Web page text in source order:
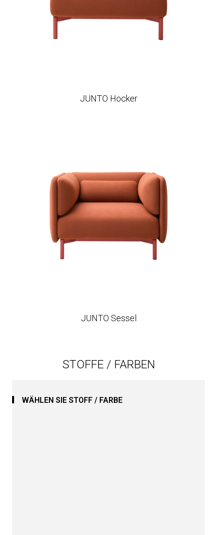
JUNTO Hocker
JUNTO Sessel
STOFFE / FARBEN
WÄHLEN SIE STOFF / FARBE